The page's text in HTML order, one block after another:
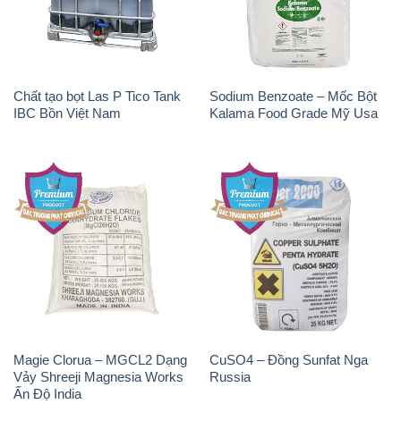
Chất tạo bọt Las P Tico Tank
IBC Bồn Việt Nam
Sodium Benzoate – Mốc Bột
Kalama Food Grade Mỹ Usa
Magie Clorua – MGCL2 Dạng
Vảy Shreeji Magnesia Works
Ấn Độ India
CuSO4 – Đồng Sunfat Nga
Russia